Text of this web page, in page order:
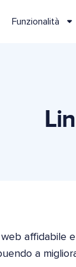
Funzionalità
affidabile
a